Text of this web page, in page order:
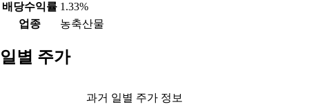
배당수익률 1.33%
업종
농축산물
일별 주가
과거 일별 주가 정보